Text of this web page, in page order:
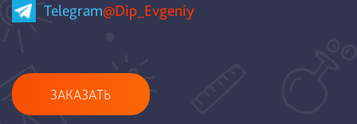
Telegram@Dip_Evgeniy
ЗАКАЗАТЬ